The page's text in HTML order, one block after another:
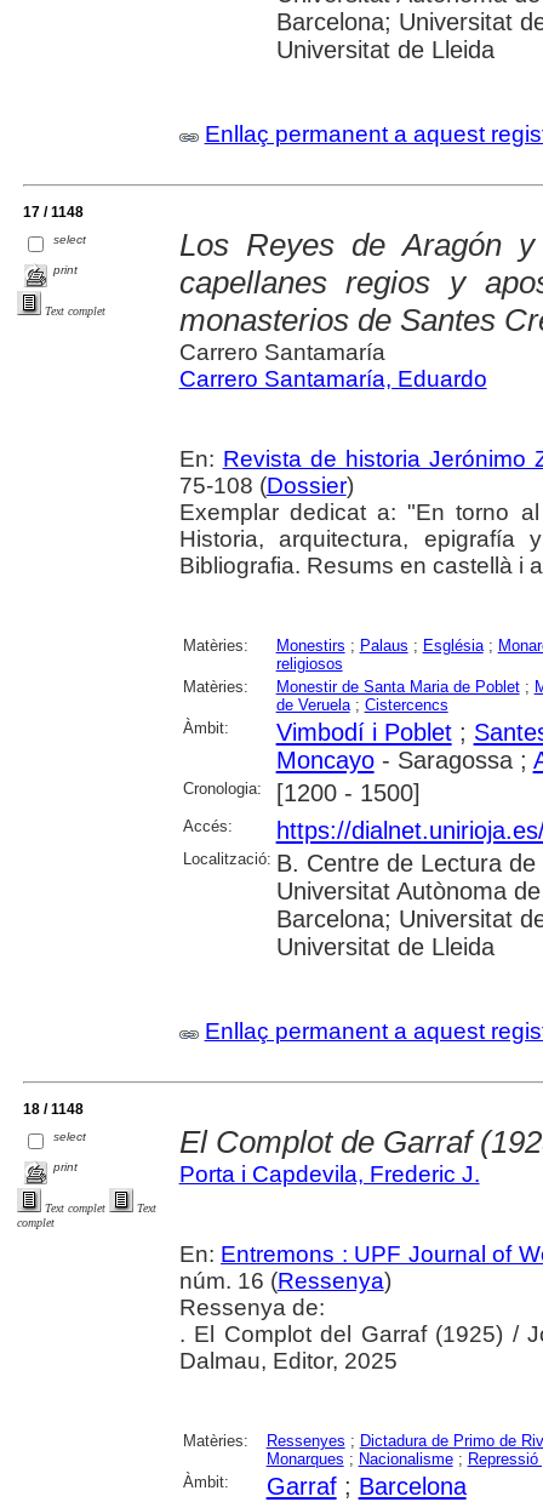
Barcelona; Universitat
Universitat de Lleida
Enllaç permanent a aquest
17 / 1148
select
print
Text complet
Los Reyes de Aragón
capellanes regios y
monasterios de Santes
Carrero Santamaría
Carrero Santamaría, Eduardo
En: Revista de historia Jerónimo
75-108 (Dossier)
Exemplar dedicat a: "En torno
Historia, arquitectura,
Bibliografia. Resums en castellà i
Matèries: Monestirs ; Palaus ; Església;
religiosos
Matèries:
Monestir de Santa Maria de Poblet;
de Veruela; Cistercencs
Àmbit:
Vimbodí i Poblet;
Moncayo- Saragossa ;
Cronologia: [1200 - 1500]
Accés: https://
Localització: B. Centre de Lectura
Universitat Autònoma
Barcelona; Universitat
Universitat de Lleida
Enllaç permanent a aquest
18 / 1148
select
print
Text complet
Text
complet
El Complot de Garraf
Porta i Capdevila, Frederic J.
En: Entremons : UPF Journal of
núm. 16 (Ressenya)
Ressenya de:
. El Complot del Garraf (1925) /
Dalmau, Editor, 2025
Matèries: Ressenyes ; Dictadura de Primo de
Monarques ; Nacionalisme;
Àmbit:
Garraf; Barcelona